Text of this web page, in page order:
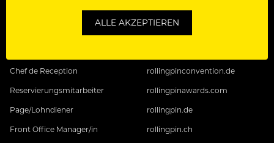
Chef de Reception
Reservierungsmitarbeiter
Page/Lohndiener
Front Office Manager/in
rollingpinconvention.de
rollingpinawards.com
rollingpin.de
rollingpin.ch
ALLE AKZEPTIEREN